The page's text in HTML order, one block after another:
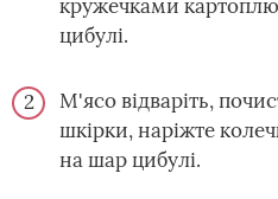
кружечками
цибулі.
М'ясо відваріть,
шкірки, наріжте
на шар цибулі.